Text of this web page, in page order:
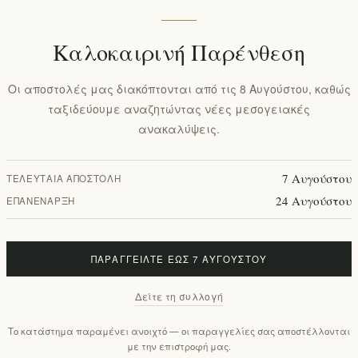
Χρόνος παράδοσης:
Αξιολογήσεις
της κεφαλής σας με ένα μοναδικό μείγμα
ενισχυτική φόρμουλα εξισορροπεί και ανακουφίζει τα
ξεμπερδεμένα και χωρίς φριζάρισμα. Μειώνει το
είναι απαλά και λαμπερά με ελαφρύ, μεταξένιο άγγιγμα.
10.1 fl. oz. / 300 ml
Καλοκαιρινή Παρένθεση
Οι αποστολές μας διακόπτονται από τις 8 Αυγούστου, καθώς
ταξιδεύουμε αναζητώντας νέες μεσογειακές
ανακαλύψεις.
ΤΕΛΕΥΤΑΊΑ ΑΠΟΣΤΟΛΉ 7 Αυγούστου
ΕΠΑΝΈΝΑΡΞΗ 24 Αυγούστου
ΠΑΡΑΓΓΕΊΛΤΕ ΈΩΣ 7 ΑΥΓΟΎΣΤΟΥ
Δείτε τη συλλογή
Το κατάστημα παραμένει ανοιχτό — οι παραγγελίες σας αποστέλλονται
με την επιστροφή μας.